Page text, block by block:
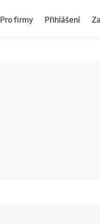
Pro firmy Přihlášení